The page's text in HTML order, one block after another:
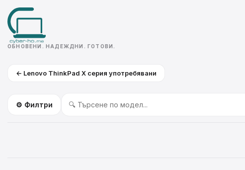
ОБНОВЕНИ. НАДЕЖДНИ. ГОТОВИ.
← Lenovo ThinkPad X серия употребявани
⚙️ Филтри